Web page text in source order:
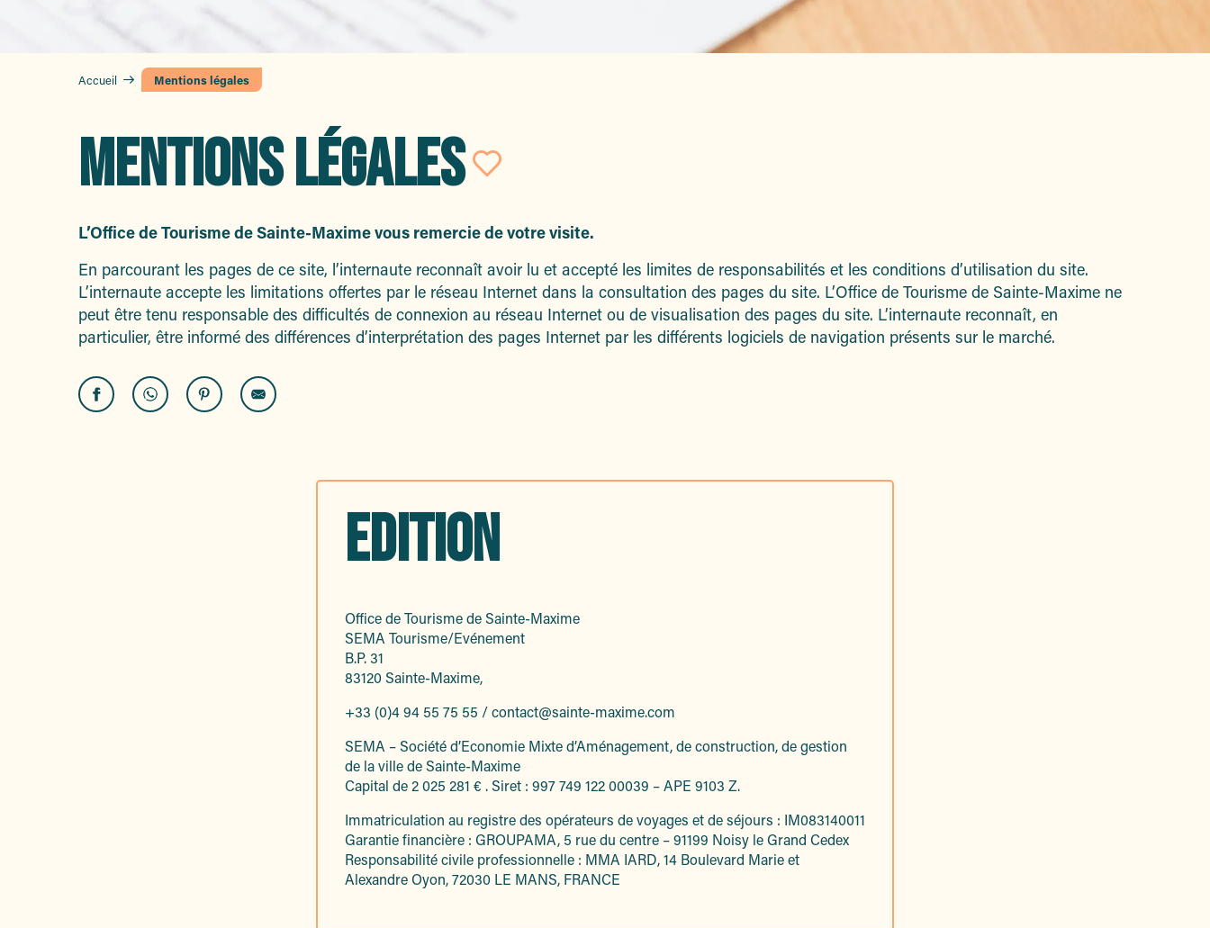
Accueil Mentions légales
MENTIONS LÉGALES Ajouter aux favoris
L’Office de Tourisme de Sainte-Maxime vous remercie de votre visite.
En parcourant les pages de ce site, l’internaute reconnaît avoir lu et accepté les limites de responsabilités et les conditions d’utilisation du site.
L’internaute accepte les limitations offertes par le réseau Internet dans la consultation des pages du site. L’Office de Tourisme de Sainte-Maxime ne
peut être tenu responsable des difficultés de connexion au réseau Internet ou de visualisation des pages du site. L’internaute reconnaît, en
particulier, être informé des différences d’interprétation des pages Internet par les différents logiciels de navigation présents sur le marché.
EDITION
Office de Tourisme de Sainte-Maxime
SEMA Tourisme/Evénement
B.P. 31
83120 Sainte-Maxime,
+33 (0)4 94 55 75 55 / contact@sainte-maxime.com
SEMA – Société d’Economie Mixte d’Aménagement, de construction, de gestion
de la ville de Sainte-Maxime
Capital de 2 025 281 € . Siret : 997 749 122 00039 – APE 9103 Z.
Immatriculation au registre des opérateurs de voyages et de séjours : IM083140011
Garantie financière : GROUPAMA, 5 rue du centre – 91199 Noisy le Grand Cedex
Responsabilité civile professionnelle : MMA IARD, 14 Boulevard Marie et
Alexandre Oyon, 72030 LE MANS, FRANCE